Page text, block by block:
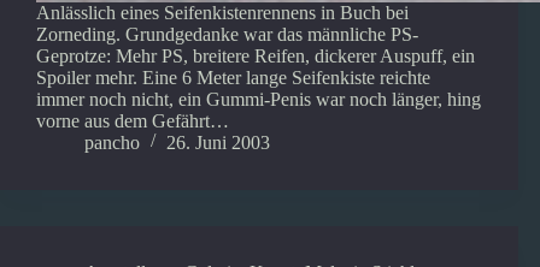
Anlässlich eines Seifenkistenrennens in Buch bei
Zorneding. Grundgedanke war das männliche PS-
Geprotze: Mehr PS, breitere Reifen, dickerer Auspuff, ein
Spoiler mehr. Eine 6 Meter lange Seifenkiste reichte
immer noch nicht, ein Gummi-Penis war noch länger, hing
vorne aus dem Gefährt…
pancho
26. Juni 2003